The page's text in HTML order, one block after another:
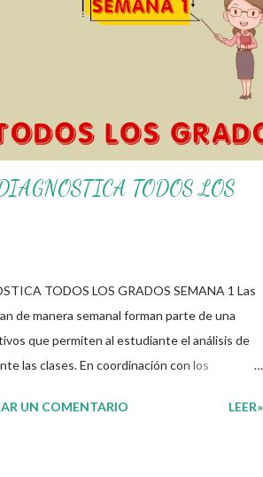
solo los compartimos con fines educativos,
☺️ Obtén documento completo aquí 👇👇 👇
TODOS LOS
TODOS LOS GRADOS SEMANA 1 Las
de manera semanal forman parte de una
que permiten al estudiante el análisis de
las clases. En coordinación con los
que les compartimos para que así, mediante
UN COMENTARIO LEER»